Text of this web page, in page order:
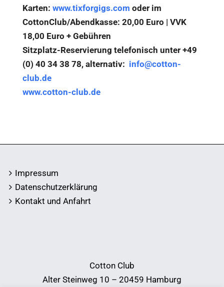
Karten: www.tixforgigs.com oder im
CottonClub/Abendkasse: 20,00 Euro | VVK
18,00 Euro + Gebühren
Sitzplatz-Reservierung telefonisch unter +49
(0) 40 34 38 78, alternativ: info@cotton-
club.de
www.cotton-club.de
Impressum
Datenschutzerklärung
Kontakt und Anfahrt
Cotton Club
Alter Steinweg 10 – 20459 Hamburg